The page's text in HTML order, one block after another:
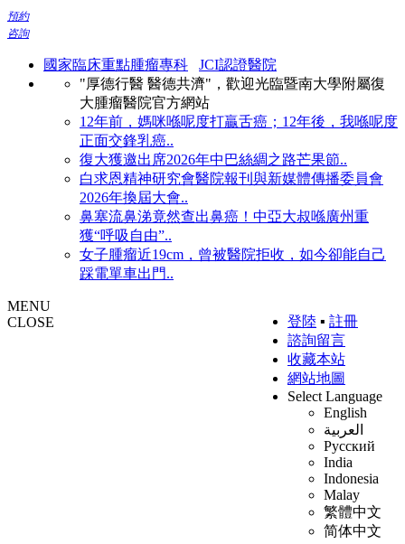
預約
咨詢
國家臨床重點腫瘤專科
JCI認證醫院
"厚德行醫 醫德共濟"，歡迎光臨暨南大學附屬復
大腫瘤醫院官方網站
12年前，媽咪喺呢度打贏舌癌；12年後，我喺呢度
正面交鋒乳癌..
復大獲邀出席2026年中巴絲綢之路芒果節..
白求恩精神研究會醫院報刊與新媒體傳播委員會
2026年換屆大會..
鼻塞流鼻涕竟然查出鼻癌！中亞大叔喺廣州重
獲“呼吸自由”..
女子腫瘤近19cm，曾被醫院拒收，如今卻能自己
踩電單車出門..
登陸 ▪ 註冊
諮詢留言
收藏本站
網站地圖
Select Language
English
العربية
Русский
India
Indonesia
Malay
繁體中文
简体中文
MENU
CLOSE